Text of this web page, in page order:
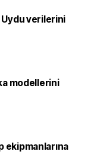
Uydu verilerini
modellerini
ekipmanlarına